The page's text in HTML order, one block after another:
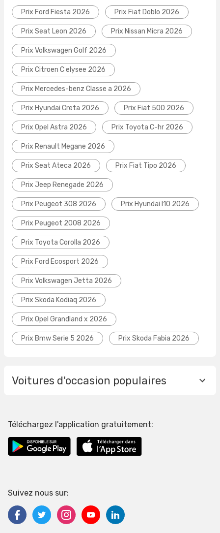
Prix Ford Fiesta 2026 Prix Fiat Doblo 2026
Prix Seat Leon 2026 Prix Nissan Micra 2026
Prix Volkswagen Golf 2026
Prix Citroen C elysee 2026
Prix Mercedes-benz Classe a 2026
Prix Hyundai Creta 2026 Prix Fiat 500 2026
Prix Opel Astra 2026 Prix Toyota C-hr 2026
Prix Renault Megane 2026
Prix Seat Ateca 2026 Prix Fiat Tipo 2026
Prix Jeep Renegade 2026
Prix Peugeot 308 2026 Prix Hyundai I10 2026
Prix Peugeot 2008 2026
Prix Toyota Corolla 2026
Prix Ford Ecosport 2026
Prix Volkswagen Jetta 2026
Prix Skoda Kodiaq 2026
Prix Opel Grandland x 2026
Prix Bmw Serie 5 2026 Prix Skoda Fabia 2026
Voitures d'occasion populaires
Téléchargez l'application gratuitement:
Suivez nous sur: